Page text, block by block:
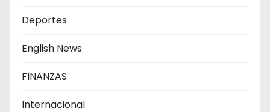
Deportes
English News
FINANZAS
Internacional